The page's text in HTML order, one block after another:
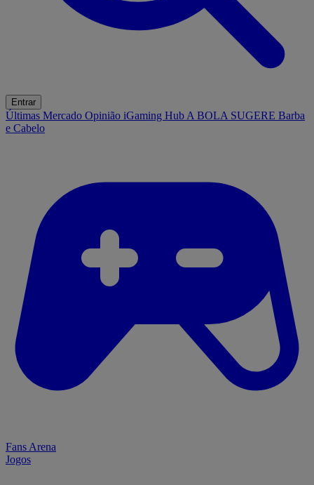
Entrar
Últimas Mercado Opinião iGaming Hub A BOLA SUGERE Barba
e Cabelo
Fans Arena
Jogos